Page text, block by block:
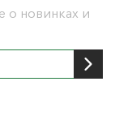
о новинках и